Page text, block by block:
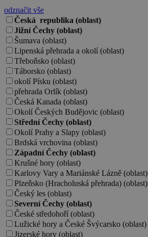
odznačit vše
Česká republika (oblast)
Jižní Čechy (oblast)
Šumava (oblast)
Lipenská přehrada a okolí (oblast)
Třeboňsko (oblast)
Táborsko (oblast)
okolí Písku (oblast)
přehrada Orlík (oblast)
Česká Kanada (oblast)
Okolí Českých Budějovic (oblast)
Střední Čechy (oblast)
Okolí Prahy a Slapy (oblast)
Brdská vrchovina (oblast)
Západní Čechy (oblast)
Krušné hory (oblast)
Karlovy Vary a Mariánské Lázně (oblast)
Plzeňsko (Hracholuská přehrada) (oblast)
Český les (oblast)
Severní Čechy (oblast)
České středohoří (oblast)
Lužické hory a České Švýcarsko (oblast)
Jizerské hory (oblast)